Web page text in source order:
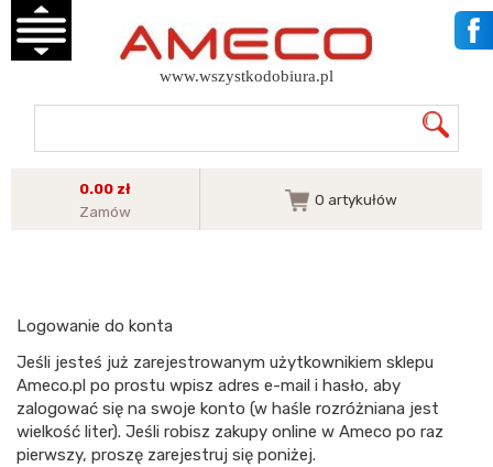
www.wszystkodobiura.pl
0.00 zł
Zamów
0 artykułów
Logowanie do konta
Jeśli jesteś już zarejestrowanym użytkownikiem sklepu
Ameco.pl po prostu wpisz adres e-mail i hasło, aby
zalogować się na swoje konto (w haśle rozróżniana jest
wielkość liter). Jeśli robisz zakupy online w Ameco po raz
pierwszy, proszę zarejestruj się poniżej.